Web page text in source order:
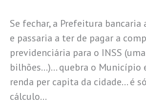
Se fechar, a Prefeitura
e passaria a ter de pagar a
previdenciária para o INSS
bilhões…)… quebra o Município
renda per capita da cidade… é
cálculo…